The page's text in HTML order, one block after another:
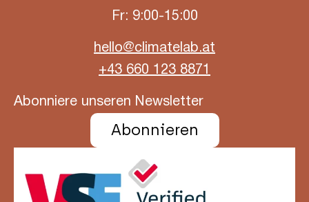
Fr: 9:00-15:00
hello@climatelab.at
+43 660 123 8871
Abonniere unseren Newsletter
Abonnieren